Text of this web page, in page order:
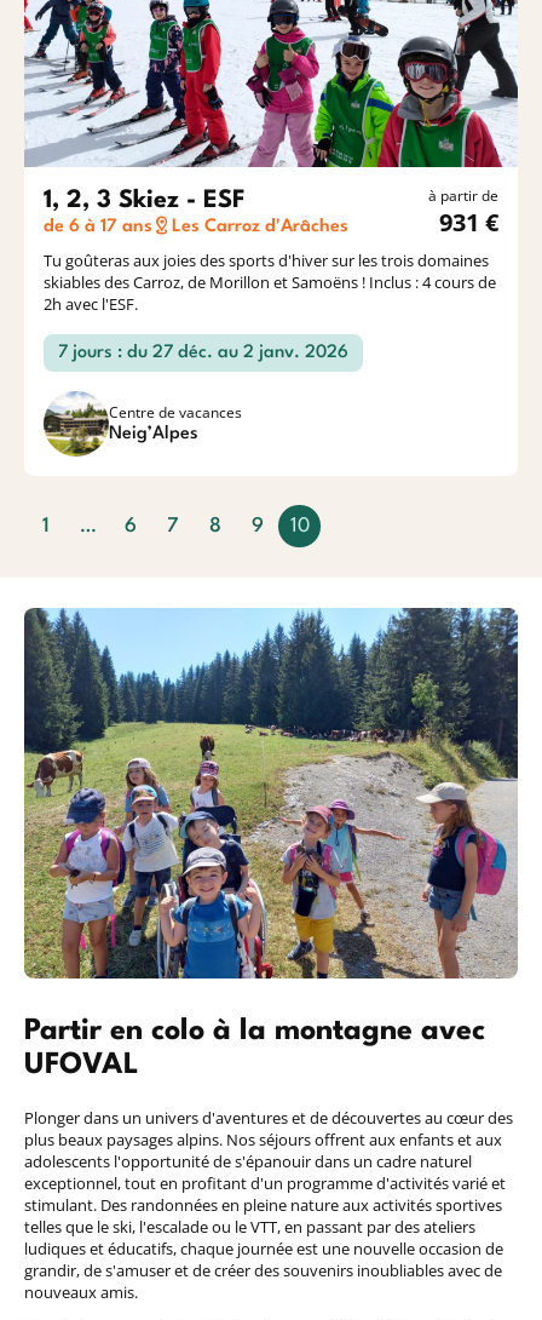
1, 2, 3 Skiez - ESF
de 6 à 17 ans Les Carroz d'Arâches
à partir de
931 €
Tu goûteras aux joies des sports d'hiver sur les trois domaines
skiables des Carroz, de Morillon et Samoëns ! Inclus : 4 cours de
2h avec l'ESF.
7 jours : du 27 déc. au 2 janv. 2026
Centre de vacances
Neig’Alpes
1 … 6 7 8 9 10
(
r
r
n
t
)
Partir en colo à la montagne avec
UFOVAL
Plonger dans un univers d'aventures et de découvertes au cœur des
plus beaux paysages alpins. Nos séjours offrent aux enfants et aux
adolescents l'opportunité de s'épanouir dans un cadre naturel
exceptionnel, tout en profitant d'un programme d'activités varié et
stimulant. Des randonnées en pleine nature aux activités sportives
telles que le ski, l'escalade ou le VTT, en passant par des ateliers
ludiques et éducatifs, chaque journée est une nouvelle occasion de
grandir, de s'amuser et de créer des souvenirs inoubliables avec de
nouveaux amis.